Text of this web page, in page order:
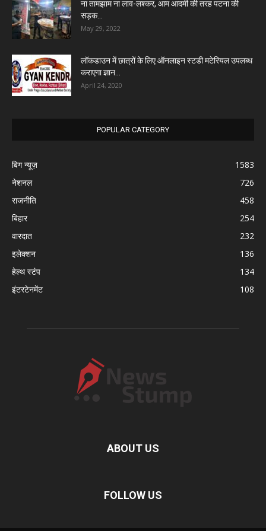
ना तामझाम ना लाव-लश्कर, आम आदमी की तरह पटना की
सड़क...
May 29, 2022
लॉकडाउन में छात्रों के लिए ऑनलाइन स्टडी मटेरियल उपलब्ध
कराएगा ज्ञान...
April 24, 2020
POPULAR CATEGORY
बिग न्यूज़
1583
नेशनल
726
राजनीति
458
बिहार
254
वारदात
232
इलेक्शन
136
हेल्थ स्टंप
134
इंटरटेनमेंट
108
ABOUT US
FOLLOW US